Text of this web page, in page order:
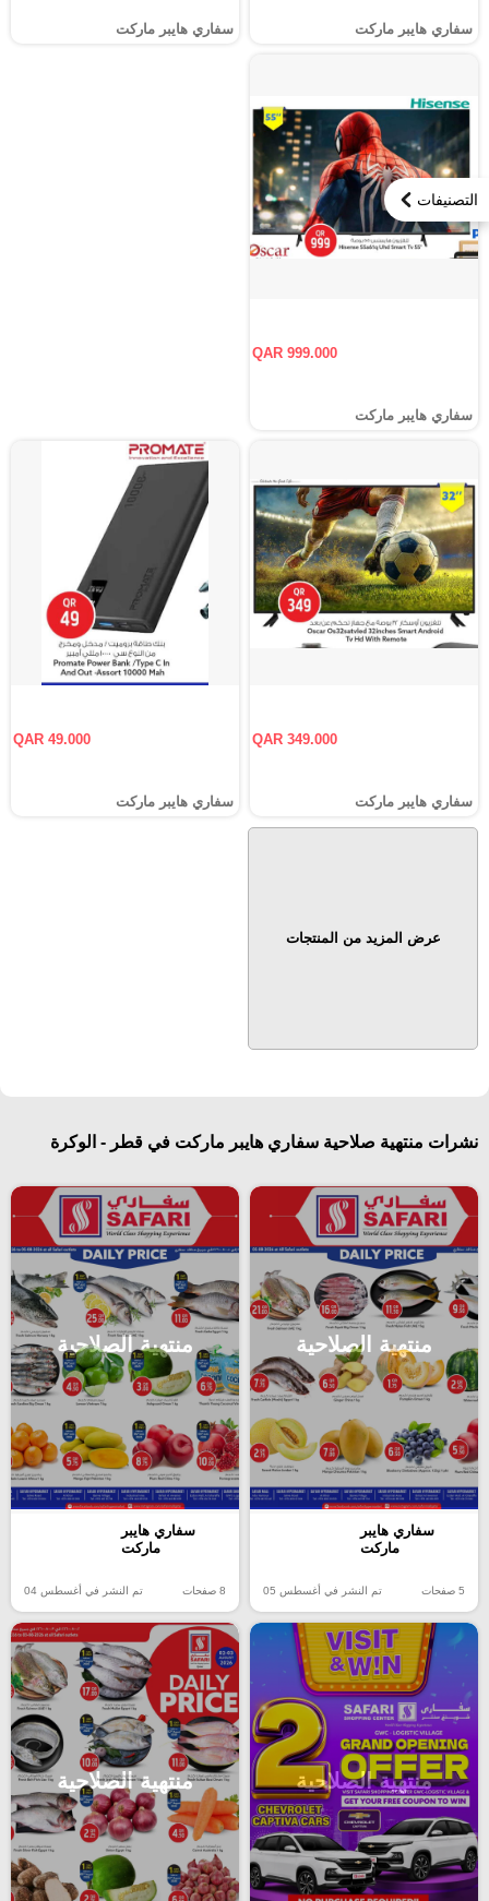
التصنيفات
سفاري هايبر ماركت سفاري هايبر ماركت
QAR 999.000
سفاري هايبر ماركت
QAR 349.000
سفاري هايبر ماركت
QAR 49.000
سفاري هايبر ماركت
عرض المزيد من المنتجات
نشرات منتهية صلاحية سفاري هايبر ماركت في قطر - الوكرة
منتهية الصلاحية
سفاري هايبر
ماركت
5 صفحات تم النشر في أغسطس 05
منتهية الصلاحية
سفاري هايبر
ماركت
8 صفحات تم النشر في أغسطس 04
منتهية الصلاحية منتهية الصلاحية